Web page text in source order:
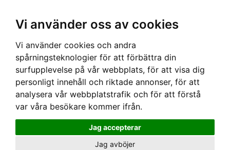
Vi använder oss av cookies
Vi använder cookies och andra
spårningsteknologier för att förbättra din
surfupplevelse på vår webbplats, för att visa dig
personligt innehåll och riktade annonser, för att
analysera vår webbplatstrafik och för att förstå
var våra besökare kommer ifrån.
Jag accepterar
Jag avböjer
Hem› MINER 57
MINER 57